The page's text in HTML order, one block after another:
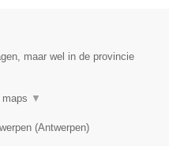
maar wel in de provincie
▼
(Antwerpen)